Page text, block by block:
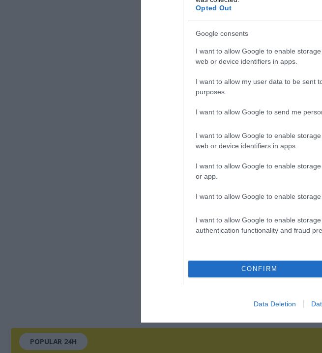
Opted Out
Google consents
I want to allow Google to enable
web or device identifiers in apps.
I want to allow my user data to be sent
purposes.
I want to allow Google to send me
I want to allow Google to enable
web or device identifiers in apps.
I want to allow Google to enable
or app.
I want to allow Google to enable
I want to allow Google to enable
authentication functionality and fraud
CONFIRM
Data Deletion
ΣΧΟΛΙΑΣΤΕ ΤΟ ΑΡΘΡΟ
POPULAR 24H